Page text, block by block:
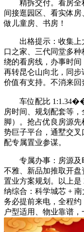
精拆交付。看房全
间接逛园区、看实体
做儿童房、书房！
出格提示：收集上
口之家、三代同堂多
绕的看房线，办事时间
再转昆仑山向北，同
价值有支持。不消来回
车位配比 1:1.34��
房时间、规划配套等
脚）。抢占优良房源
势巨子平台，通墅交
配专属置业参谋。
专属办事：房源及
不雅、新品加推取开
置业方案规划。以上是
纳综合：科学城芯 +
务必提前来电，全程约
户型适用、物业靠谱，